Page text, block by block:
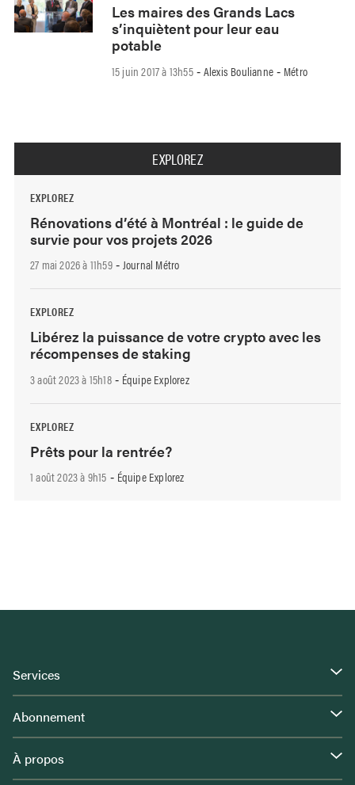
Les maires des Grands Lacs
s’inquiètent pour leur eau
potable
15 juin 2017 à 13h55- Alexis Boulianne - Métro
EXPLOREZ
EXPLOREZ
Rénovations d’été à Montréal : le guide de
survie pour vos projets 2026
27 mai 2026 à 11h59- Journal Métro
EXPLOREZ
Libérez la puissance de votre crypto avec les
récompenses de staking
3 août 2023 à 15h18- Équipe Explorez
EXPLOREZ
Prêts pour la rentrée?
1 août 2023 à 9h15 - Équipe Explorez
Services
Abonnement
À propos